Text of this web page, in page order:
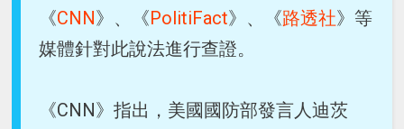
《CNN》、《PolitiFact》、《路透社》等
媒體針對此說法進行查證。
《CNN》指出，美國國防部發言人迪茨